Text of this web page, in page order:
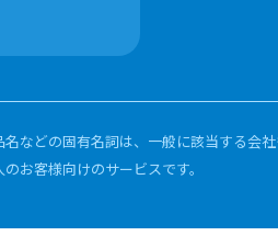
などの固有名詞は、一般に該当する会
お客様向けのサービスです。